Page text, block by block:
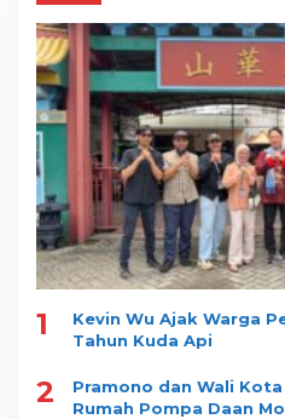
1
Kevin Wu Ajak Warga
Tahun Kuda Api
2
Pramono dan Wali
Rumah Pompa Daan